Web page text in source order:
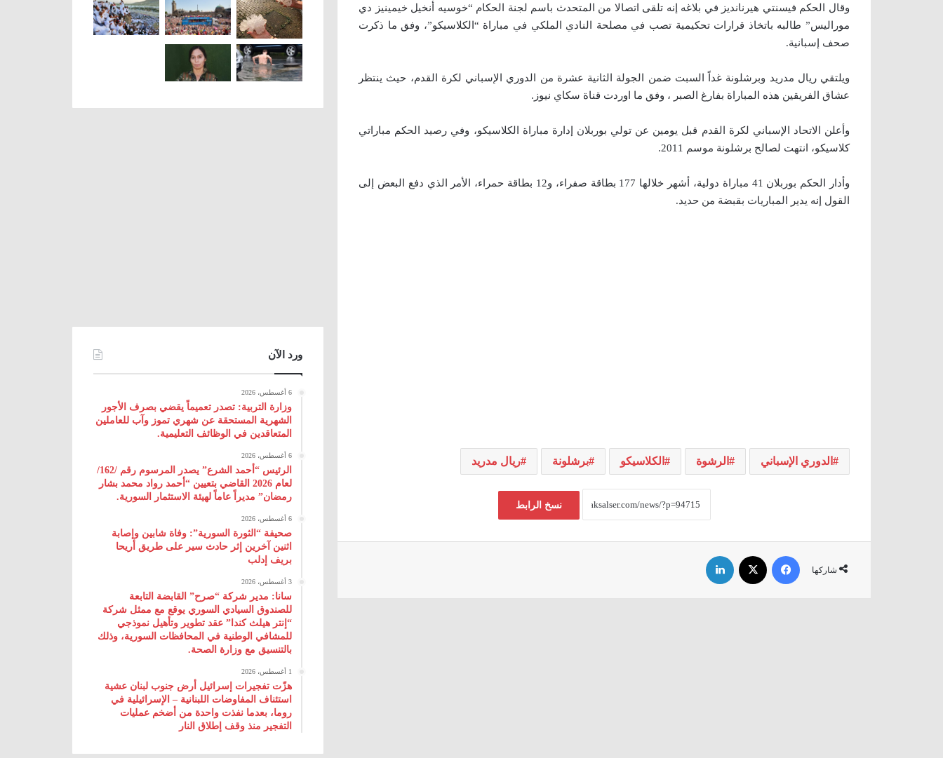
وقال الحكم فيسنتي هيرنانديز في بلاغه إنه تلقى اتصالا من المتحدث باسم لجنة الحكام “خوسيه أنخيل خيمينيز دي
موراليس” طالبه باتخاذ قرارات تحكيمية تصب في مصلحة النادي الملكي في مباراة “الكلاسيكو”، وفق ما ذكرت
صحف إسبانية.
ويلتقي ريال مدريد وبرشلونة غداً السبت ضمن الجولة الثانية عشرة من الدوري الإسباني لكرة القدم، حيث ينتظر
عشاق الفريقين هذه المباراة بفارغ الصبر ، وفق ما اوردت قناة سكاي نيوز.
وأعلن الاتحاد الإسباني لكرة القدم قبل يومين عن تولي بوربلان إدارة مباراة الكلاسيكو، وفي رصيد الحكم مباراتي
كلاسيكو، انتهت لصالح برشلونة موسم 2011.
وأدار الحكم بوربلان 41 مباراة دولية، أشهر خلالها 177 بطاقة صفراء، و12 بطاقة حمراء، الأمر الذي دفع البعض إلى
القول إنه يدير المباريات بقبضة من حديد.
الدوري الإسباني الرشوة الكلاسيكو برشلونة ريال مدريد
نسخ الرابط
شاركها
فيسبوك
ورد الآن
6 أغسطس، 2026
وزارة التربية: تصدر تعميماً يقضي بصرف الأجور
الشهرية المستحقة عن شهري تموز وآب للعاملين
المتعاقدين في الوظائف التعليمية.
6 أغسطس، 2026
الرئيس “أحمد الشرع” يصدر المرسوم رقم /162/
لعام 2026 ‌القاضي بتعيين “أحمد رواد محمد بشار
رمضان” مديراً عاماً لهيئة ‌الاستثمار السورية.
6 أغسطس، 2026
صحيفة “الثورة السورية”: وفاة شابين وإصابة
اثنين آخرين إثر حادث سير على طريق أريحا
بريف إدلب
3 أغسطس، 2026
سانا: مدير شركة “صرح” القابضة التابعة
للصندوق السيادي السوري يوقع مع ممثل شركة
“إنتر هيلث كندا” عقد تطوير وتأهيل نموذجي
للمشافي الوطنية في المحافظات السورية، وذلك
بالتنسيق مع وزارة الصحة.
1 أغسطس، 2026
هزّت تفجيرات إسرائيل أرض جنوب لبنان عشية
استئناف المفاوضات اللبنانية – الإسرائيلية في
روما، بعدما نفذت واحدة من أضخم عمليات
التفجير منذ وقف إطلاق النار